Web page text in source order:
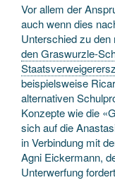
Vor allem der
auch wenn dies
Unterschied zu
den Graswurzle-
beispielsweise
alternativen
Konzepte wie die
sich auf die
in Verbindung mit
Agni Eickermann,
Unterwerfung